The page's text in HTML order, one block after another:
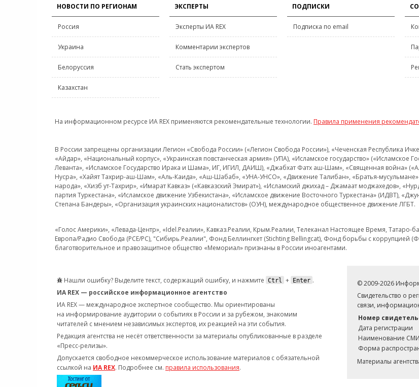
НОВОСТИ ПО РЕГИОНАМ
Россия
Украина
Белоруссия
Казахстан
ЭКСПЕРТЫ
Эксперты ИА REX
Комментарии экспертов
Стать экспертом
ПОДПИСКИ
Подписка по email
На информационном ресурсе ИА REX применяются рекомендательные технологии. Правила применения
В России запрещены организации Легион «Свобода России» («Легион Свобода России»), «Чеченская Республика
«Айдар», «Национальный корпус», «Украинская повстанческая армия» (УПА), «Исламское государство» («Исламское
Леванта», «Исламское Государство Ирака и Шама», ИГ, ИГИЛ, ДАИШ), «Джабхат Фатх аш-Шам», «Священная война»
Нусра», «Хайят Тахрир-аш-Шам», «Аль-Каида», «Аш-Шабаб», «УНА-УНСО», «Движение Талибан», «Братья-
народа», «Хизб ут-Тахрир», «Имарат Кавказ» («Кавказский Эмират»), «Исламский джихад – Джамаат моджахедов»,
партия Туркестана», «Исламское движение Узбекистана», «Исламское движение Восточного Туркестана» (ИДВТ),
Степана Бандеры», «Организация украинских националистов» (ОУН), международное общественное движение ЛГБТ.
«Голос Америки», «Левада-Центр», «Idel.Реалии», Кавказ.Реалии, Крым.Реалии, Телеканал Настоящее Время,
Европа/Радио Свобода (PCE/PC), "Сибирь.Реалии", Фонд Беллингкет (Stichting Bellingcat), Фонд борьбы с коррупцией
благотворительное и правозащитное общество «Мемориал» признаны в России иноагентами.
Нашли ошибку? Выделите текст, содержащий ошибку, и нажмите Ctrl + Enter .
ИА REX — российское информационное агентство
ИА REX — международное экспертное сообщество. Мы ориентированы
на информирование аудитории о событиях в России и за рубежом, знакомим
читателей с мнением независимых экспертов, их реакцией на эти события.
Редакция агентства не несёт ответственности за материалы опубликованные в разделе
«Пресс-релизы».
Допускается свободное некоммерческое использование материалов с обязательной
ссылкой на ИА REX. Подробнее см. правила использования.
© 2009-2026
Свидетельство о
связи,
Номер
Дата регистрации
Наименование СМИ
Форма
Материалы